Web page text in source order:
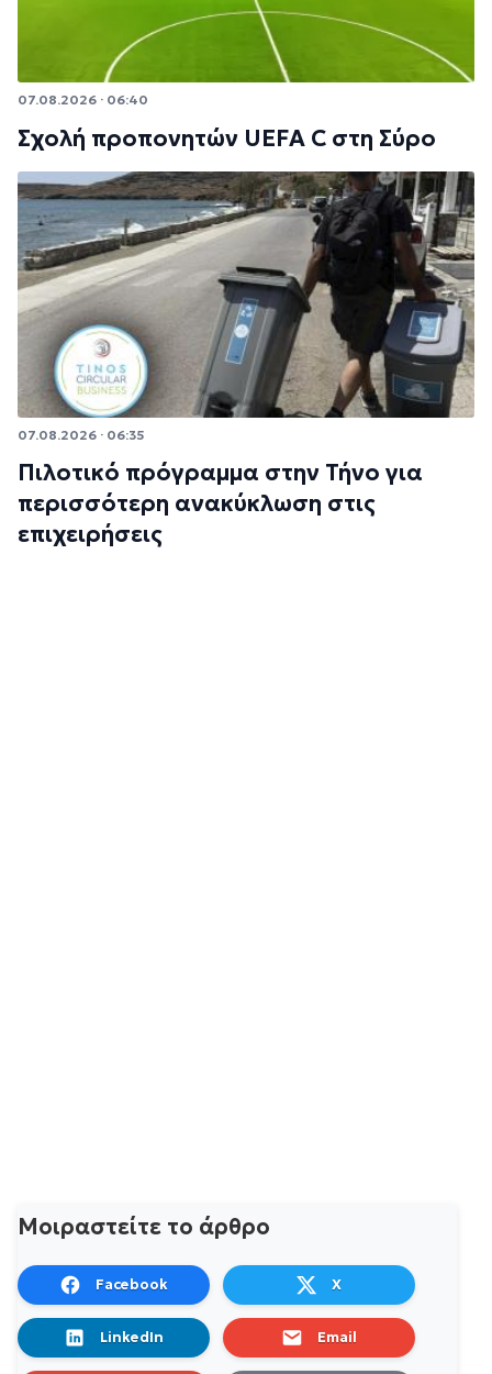
07.08.2026 · 06:40
Σχολή προπονητών UEFA C στη Σύρο
07.08.2026 · 06:35
Πιλοτικό πρόγραμμα στην Τήνο για
περισσότερη ανακύκλωση στις
επιχειρήσεις
Μοιραστείτε το άρθρο
Facebook X
LinkedIn Email